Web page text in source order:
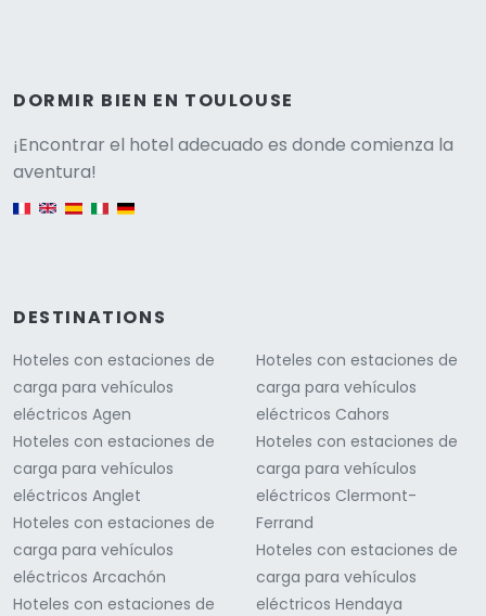
DORMIR BIEN EN TOULOUSE
¡Encontrar el hotel adecuado es donde comienza la
aventura!
DESTINATIONS
Hoteles con estaciones de
carga para vehículos
eléctricos Agen
Hoteles con estaciones de
carga para vehículos
eléctricos Anglet
Hoteles con estaciones de
carga para vehículos
eléctricos Arcachón
Hoteles con estaciones de
Hoteles con estaciones de
carga para vehículos
eléctricos Cahors
Hoteles con estaciones de
carga para vehículos
eléctricos Clermont-
Ferrand
Hoteles con estaciones de
carga para vehículos
eléctricos Hendaya